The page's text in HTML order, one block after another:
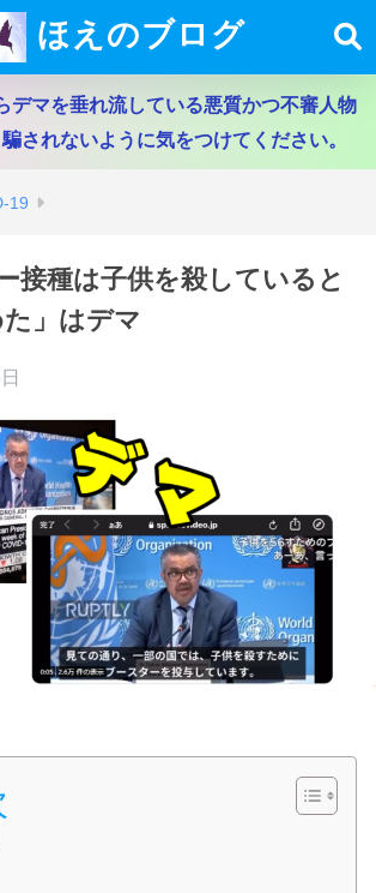
ほえのブログ
デマを垂れ流している悪質かつ不審人物
されないように気をつけてください。
19
接種は子供を殺していると
」はデマ